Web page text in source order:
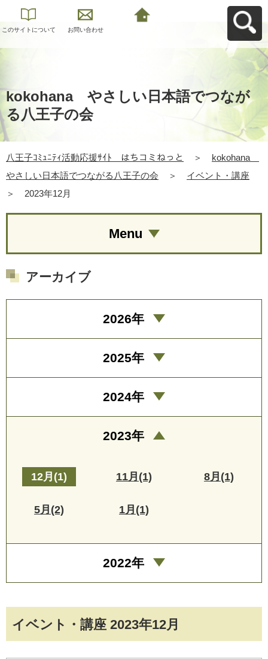
このサイトについて お問い合わせ
kokohana やさしい日本語でつなが
る八王子の会
八王子ｺﾐｭﾆﾃｨ活動応援ｻｲﾄ はちコミねっと ＞
kokohana
やさしい日本語でつながる八王子の会
＞
イベント・講座
＞
2023年12月
イベント・講座 2023年12月
Menu
アーカイブ
2026年
2025年
2024年
2023年
12月(1) 11月(1) 8月(1)
5月(2) 1月(1)
2022年